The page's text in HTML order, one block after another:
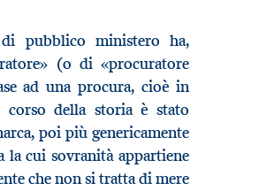
pubblico ministero ha,
(o di «procuratore
ad una procura, cioè in
corso della storia è stato
poi più genericamente
la cui sovranità appartiene
che non si tratta di mere